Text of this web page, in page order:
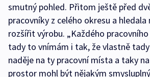
smutný pohled. Přitom ještě před
pracovníky z celého okresu a
rozšířit výrobu. „Každého
tady to vnímám i tak, že vlastně
naděje na ty pracovní místa a taky
prostor mohl být nějakým